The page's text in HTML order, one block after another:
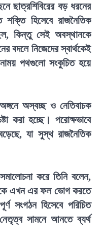
ছাত্রশিবিরের বড় ধরনের
হিসেবে রাজনৈতিক
কিন্তু সেই অবস্থানকে
বদলে নিজেদের স্বার্থকেই
পথগুলো সংকুচিত হয়ে
অস্বচ্ছ ও নেতিবাচক
করা হচ্ছে। পরোক্ষভাবে
যা সুস্থ রাজনৈতিক
সমালোচনা করে তিনি বলেন,
এখন এর ফল ভোগ করতে
সংগঠন হিসেবে পরিচিত
সামনে আনতে ব্যর্থ